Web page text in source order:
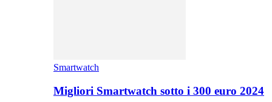
Smartwatch
Migliori Smartwatch sotto i 300 euro 2024